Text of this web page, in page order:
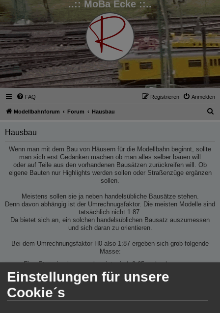
..:: MoBa Ecke ::..
FAQ Anmelden
Registrieren
Modellbahnforum Forum Hausbau
Hausbau
Wenn man mit dem Bau von Häusern für die Modellbahn beginnt, sollte
man sich erst Gedanken machen ob man alles selber bauen will
oder auf Teile aus den vorhandenen Bausätzen zurückreifen will. Ob
eigene Bauten nur Highlights werden sollen oder Straßenzüge ergänzen
sollen.
Meistens sollen sie ja neben handelsübliche Bausätze stehen.
Denn davon abhängig ist der Umrechnugsfaktor. Die meisten Modelle sind
tatsächlich nicht 1:87.
Da bietet sich an, ein solchen handelsüblichen Bausatz auszumessen
und sich daran zu orientieren.
Bei dem Umrechnungsfaktor H0 also 1:87 ergeben sich grob folgende
Masse:
Eine Etage in einem neubau ist mind. 2,65cm hoch.
Bei Gebäuden aus den 60gern bis in die 80ger dann 2,88cm hoch.
Bei klassischen Altbauten ergibt sich eine Höhe von 3,8 cm.
Bei Gebäuden aus der Gründerzeit und Aristokratie ergibt sich eine
Höhe von ca 5,2 cm.
Einstellungen für unsere
Cookie´s